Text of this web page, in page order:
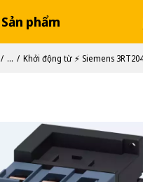
phẩm
... Khởi động từ ⚡️ Siemens